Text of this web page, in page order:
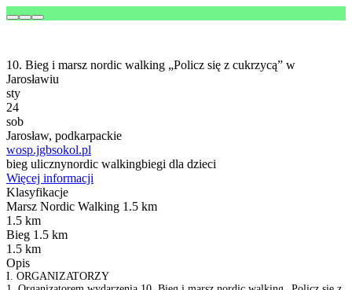
10. Bieg i marsz nordic walking „Policz się z cukrzycą” w
Jarosławiu
sty
24
sob
Jarosław, podkarpackie
wosp.jgbsokol.pl
bieg ulicznynordic walkingbiegi dla dzieci
Więcej informacji
Klasyfikacje
Marsz Nordic Walking 1.5 km
1.5 km
Bieg 1.5 km
1.5 km
Opis
I. ORGANIZATORZY